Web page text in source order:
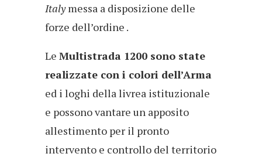
Italymessa a disposizione delle
forze dell’ordine .
Le Multistrada 1200 sono state
realizzate con i colori dell’Arma
ed i loghi della livrea istituzionale
e possono vantare un apposito
allestimento per il pronto
intervento e controllo del territorio